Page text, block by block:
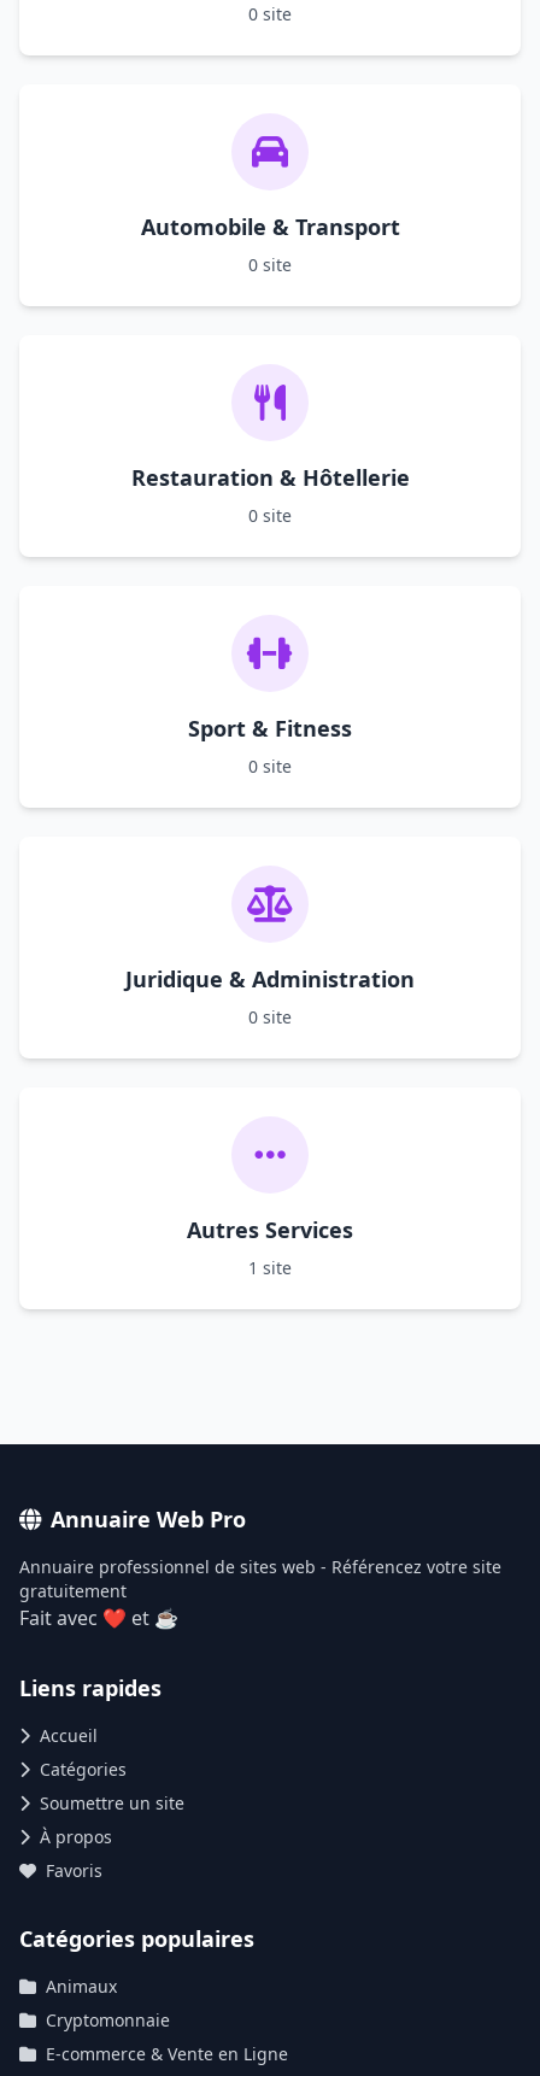
0 site
Automobile & Transport
0 site
Restauration & Hôtellerie
0 site
Sport & Fitness
0 site
Juridique & Administration
0 site
Autres Services
1 site
Annuaire Web Pro
Annuaire professionnel de sites web - Référencez votre site
gratuitement
Fait avec ❤ et ☕
Liens rapides
Accueil
Catégories
Soumettre un site
À propos
Favoris
Catégories populaires
Animaux
Cryptomonnaie
E-commerce & Vente en Ligne